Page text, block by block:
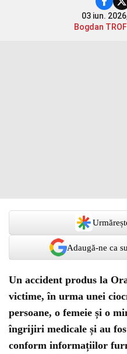
03 iun.
Bogdan
Adaugă-ne ca
Un accident produs la
victime, în urma unei
persoane, o femeie și o
îngrijiri medicale și au
conform informațiilor